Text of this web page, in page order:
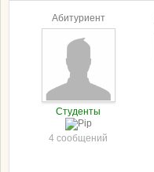
Абитуриент
Студенты
4 сообщений